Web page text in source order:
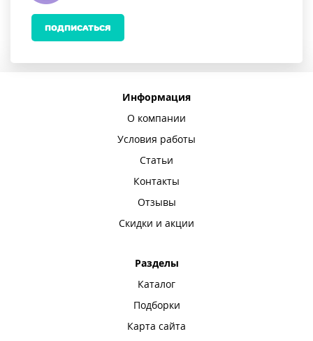
ПОДПИСАТЬСЯ
Информация
О компании
Условия работы
Статьи
Контакты
Отзывы
Скидки и акции
Разделы
Каталог
Подборки
Карта сайта